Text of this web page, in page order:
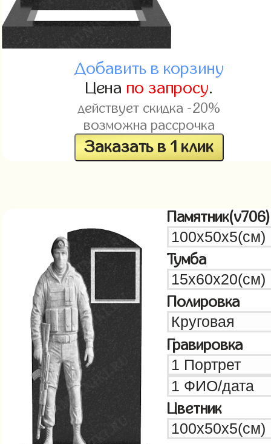
Добавить в корзину
Цена по запросу.
действует скидка -20%
возможна рассрочка
Заказать в 1 клик
Памятник(v706)
Тумба
Полировка
Гравировка
Цветник